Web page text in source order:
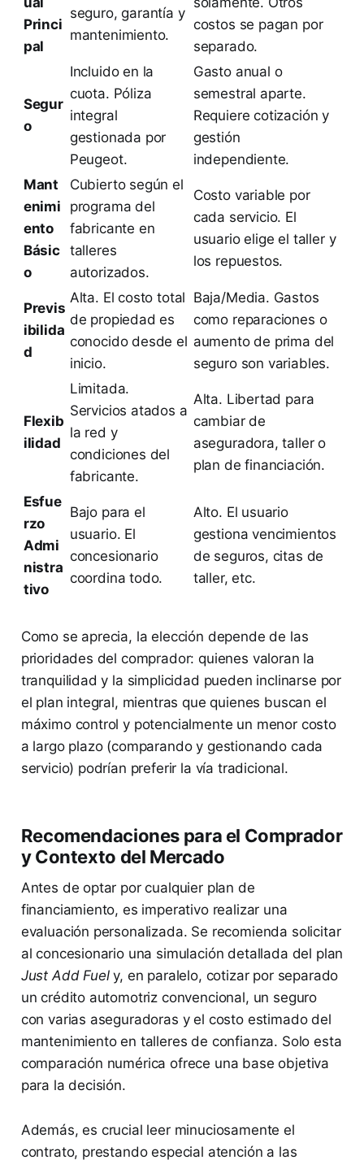
Princi
pal
seguro, garantía y
mantenimiento.
costos se pagan por
separado.
Segur
o
Incluido en la
cuota. Póliza
integral
gestionada por
Peugeot.
Gasto anual o
semestral aparte.
Requiere cotización y
gestión
independiente.
Mant
enimi
ento
Básic
o
Cubierto según el
programa del
fabricante en
talleres
autorizados.
Costo variable por
cada servicio. El
usuario elige el taller y
los repuestos.
Previs
ibilida
d
Alta. El costo total
de propiedad es
conocido desde el
inicio.
Baja/Media. Gastos
como reparaciones o
aumento de prima del
seguro son variables.
Flexib
ilidad
Limitada.
Servicios atados a
la red y
condiciones del
fabricante.
Alta. Libertad para
cambiar de
aseguradora, taller o
plan de financiación.
Esfue
rzo
Admi
nistra
tivo
Bajo para el
usuario. El
concesionario
coordina todo.
Alto. El usuario
gestiona vencimientos
de seguros, citas de
taller, etc.
Como se aprecia, la elección depende de las
prioridades del comprador: quienes valoran la
tranquilidad y la simplicidad pueden inclinarse por
el plan integral, mientras que quienes buscan el
máximo control y potencialmente un menor costo
a largo plazo (comparando y gestionando cada
servicio) podrían preferir la vía tradicional.
Recomendaciones para el Comprador
y Contexto del Mercado
Antes de optar por cualquier plan de
financiamiento, es imperativo realizar una
evaluación personalizada. Se recomienda solicitar
al concesionario una simulación detallada del plan
Just Add Fuely, en paralelo, cotizar por separado
un crédito automotriz convencional, un seguro
con varias aseguradoras y el costo estimado del
mantenimiento en talleres de confianza. Solo esta
comparación numérica ofrece una base objetiva
para la decisión.
Además, es crucial leer minuciosamente el
contrato, prestando especial atención a las